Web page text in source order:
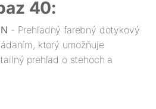
40:
- Prehľadný farebný dotykový
ktorý umožňuje
prehľad o stehoch a